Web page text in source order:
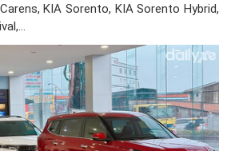
KIA Sorento, KIA Sorento Hybrid,